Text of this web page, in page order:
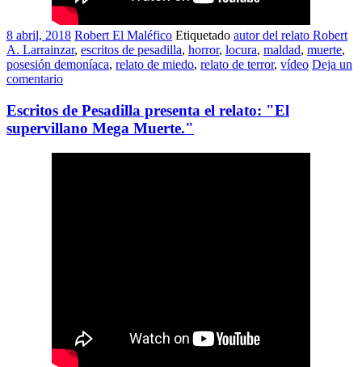
8 abril, 2018 Robert El Maléfico Etiquetado autor del relato Robert
A. Larrainzar, escritos de pesadilla, horror, locura, maldad, muerte,
posesión demoníaca, relato de miedo, relato de terror, vídeo Deja un
comentario
Escritos de Pesadilla presenta el relato: "El
supervillano Mega Muerte."